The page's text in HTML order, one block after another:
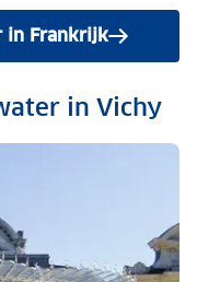
in Frankrijk
in Vichy